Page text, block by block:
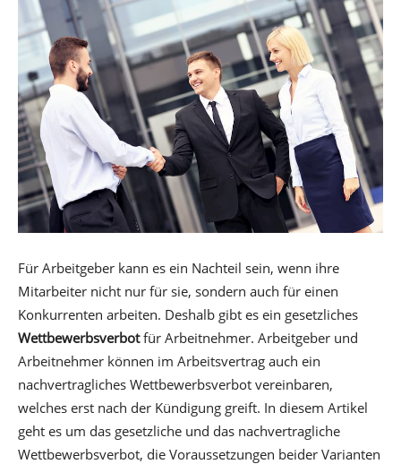
Für Arbeitgeber kann es ein Nachteil sein, wenn ihre
Mitarbeiter nicht nur für sie, sondern auch für einen
Konkurrenten arbeiten. Deshalb gibt es ein gesetzliches
Wettbewerbsverbotfür Arbeitnehmer. Arbeitgeber und
Arbeitnehmer können im Arbeitsvertrag auch ein
nachvertragliches Wettbewerbsverbot vereinbaren,
welches erst nach der Kündigung greift. In diesem Artikel
geht es um das gesetzliche und das nachvertragliche
Wettbewerbsverbot, die Voraussetzungen beider Varianten